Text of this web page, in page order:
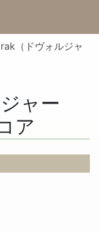
（ドヴォルジャ
ャー
ア